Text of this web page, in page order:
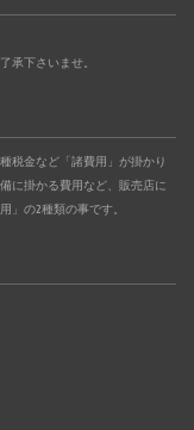
承下さいませ。
税金など「諸費用」が掛かり
に掛かる費用など、販売店に
」の2種類の事です。